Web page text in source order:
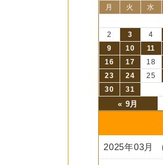
月
火 水
2
3 4
9
10 11
16
17 18
23
24 25
30
31
« 9月
2025年03月